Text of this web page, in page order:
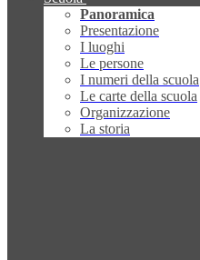
Panoramica
Presentazione
I luoghi
Le persone
I numeri della scuola
Le carte della scuola
Organizzazione
La storia